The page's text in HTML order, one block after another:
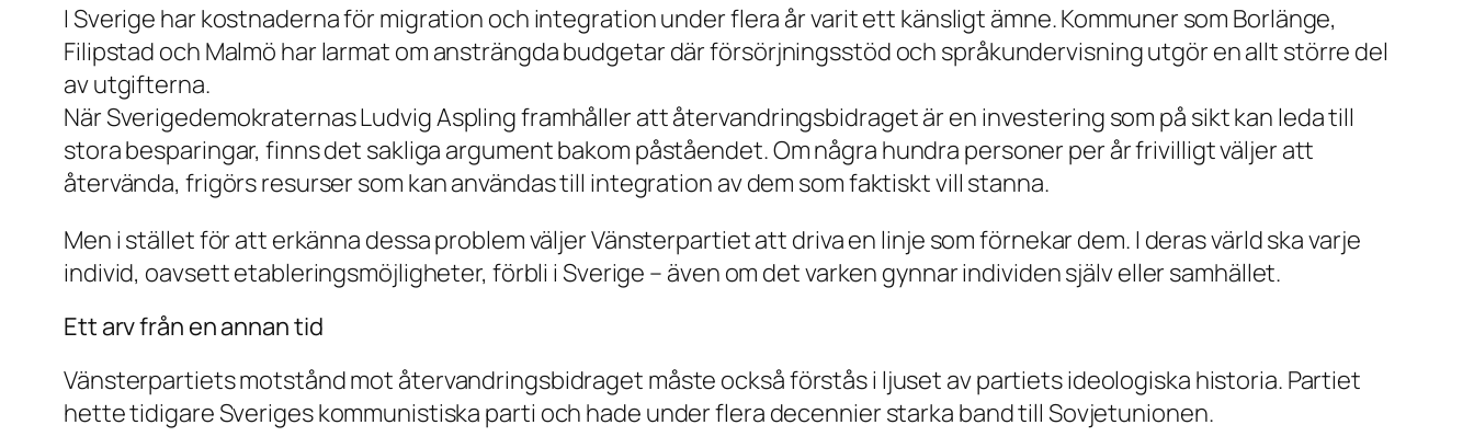
I Sverige har kostnaderna för migration och integration under flera år varit ett känsligt ämne. Kommuner som Borlänge,
Filipstad och Malmö har larmat om ansträngda budgetar där försörjningsstöd och språkundervisning utgör en allt större del
av utgifterna.
När Sverigedemokraternas Ludvig Aspling framhåller att återvandringsbidraget är en investering som på sikt kan leda till
stora besparingar, finns det sakliga argument bakom påståendet. Om några hundra personer per år frivilligt väljer att
återvända, frigörs resurser som kan användas till integration av dem som faktiskt vill stanna.
Men i stället för att erkänna dessa problem väljer Vänsterpartiet att driva en linje som förnekar dem. I deras värld ska varje
individ, oavsett etableringsmöjligheter, förbli i Sverige – även om det varken gynnar individen själv eller samhället.
Ett arv från en annan tid
Vänsterpartiets motstånd mot återvandringsbidraget måste också förstås i ljuset av partiets ideologiska historia. Partiet
hette tidigareSveriges kommunistiska parti och hade under flera decennier starka band till Sovjetunionen.